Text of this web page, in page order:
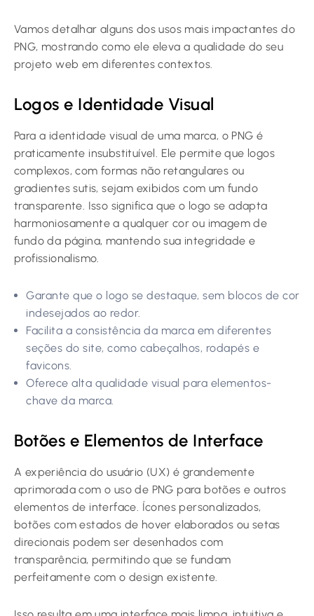
Vamos detalhar alguns dos usos mais impactantes do
PNG, mostrando como ele eleva a qualidade do seu
projeto web em diferentes contextos.
Logos e Identidade Visual
Para a identidade visual de uma marca, o PNG é
praticamente insubstituível. Ele permite que logos
complexos, com formas não retangulares ou
gradientes sutis, sejam exibidos com um fundo
transparente. Isso significa que o logo se adapta
harmoniosamente a qualquer cor ou imagem de
fundo da página, mantendo sua integridade e
profissionalismo.
Garante que o logo se destaque, sem blocos de cor
indesejados ao redor.
Facilita a consistência da marca em diferentes
seções do site, como cabeçalhos, rodapés e
favicons.
Oferece alta qualidade visual para elementos-
chave da marca.
Botões e Elementos de Interface
A experiência do usuário (UX) é grandemente
aprimorada com o uso de PNG para botões e outros
elementos de interface. Ícones personalizados,
botões com estados de hover elaborados ou setas
direcionais podem ser desenhados com
transparência, permitindo que se fundam
perfeitamente com o design existente.